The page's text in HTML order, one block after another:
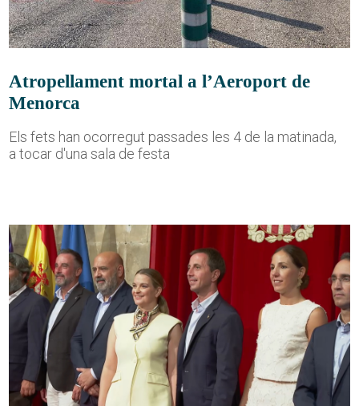
Atropellament mortal a l’Aeroport de
Menorca
Els fets han ocorregut passades les 4 de la matinada,
a tocar d'una sala de festa